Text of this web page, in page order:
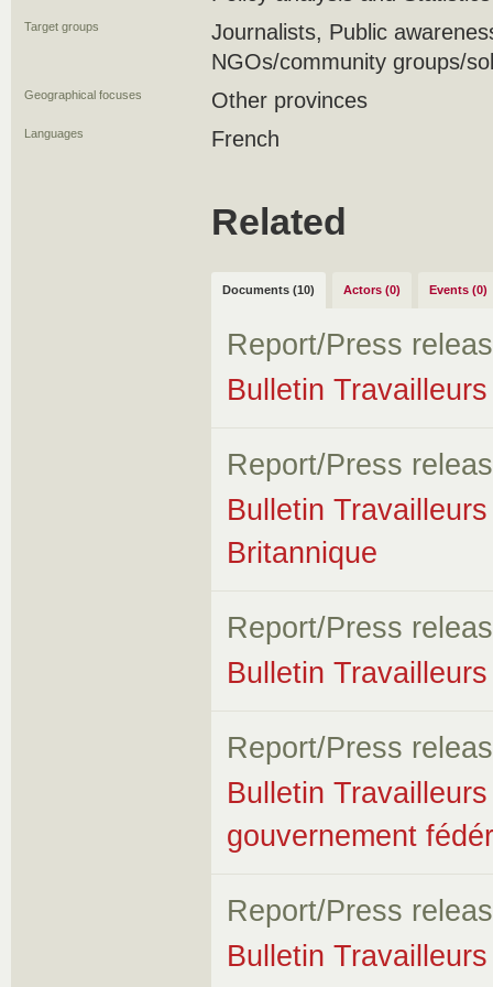
Target groups
Journalists, Public
NGOs/community groups/
Geographical focuses Other provinces
Languages French
Related
Documents (10) Actors (0) Events (0)
Report/Press
Bulletin
Report/Press
Bulletin
Britannique
Report/Press
Bulletin
Report/Press
Bulletin
gouvernement
Report/Press
Bulletin